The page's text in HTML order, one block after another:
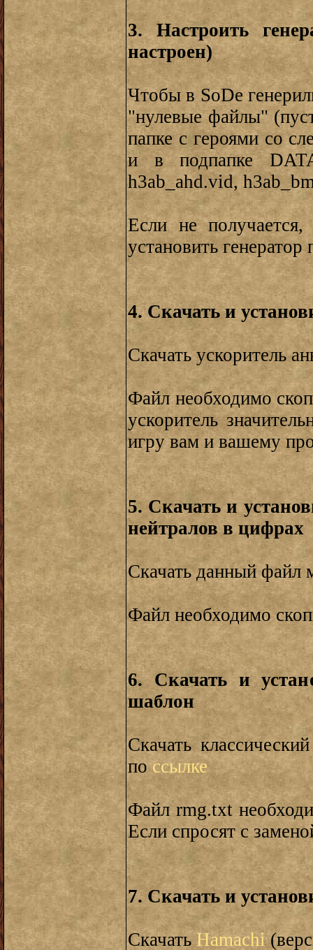
3. Настроить
настроен)
Чтобы в SoDе
"нулевые файлы"
папке с героями со
и в подпапке
h3ab_ahd.vid,
Если не
установить генератор
4. Скачать и
Скачать ускоритель
Файл необходимо
ускоритель
игру вам и вашему
5. Скачать и
нейтралов в цифрах
Скачать данный
Файл необходимо
6. Скачать и
шаблон
Скачать
поссылке
Файл rmg.txt
Если спросят с
7. Скачать и
Скачать Hamachi